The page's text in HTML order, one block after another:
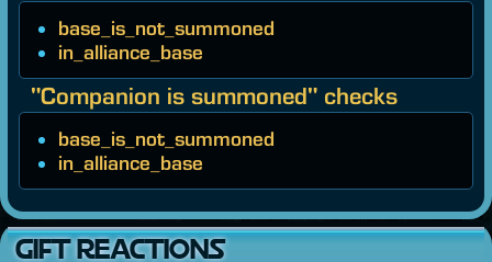
base_is_not_summoned
in_alliance_base
"Companion is summoned" checks
base_is_not_summoned
in_alliance_base
GIFT REACTIONS